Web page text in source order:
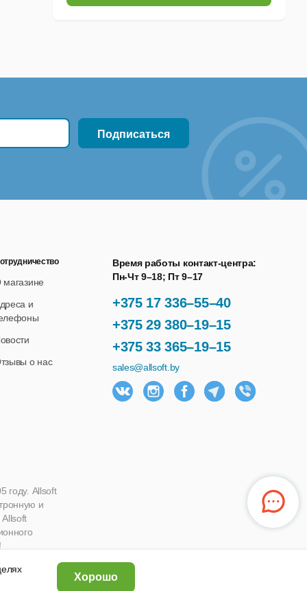
программу бесплатно.
+375 17 336–55–40
+375 29 380–19–15
+375 33 365–19–15
Время работы контакт-центра:
Пн-Чт 9–18; Пт 9–17
sales@allsoft.by
и
о нас
году. Allsoft
и
Хорошо